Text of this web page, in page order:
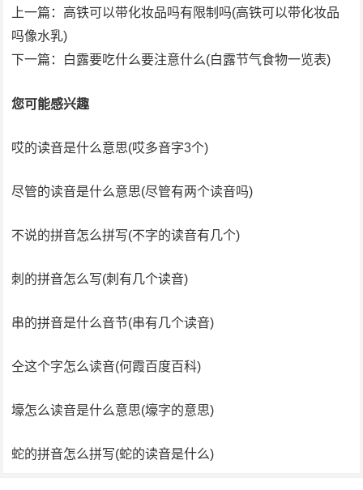
上一篇： 高铁可以带化妆品吗有限制吗(高铁可以带化妆品
吗像水乳)
下一篇： 白露要吃什么要注意什么(白露节气食物一览表)
您可能感兴趣
哎的读音是什么意思(哎多音字3个)
尽管的读音是什么意思(尽管有两个读音吗)
不说的拼音怎么拼写(不字的读音有几个)
刺的拼音怎么写(刺有几个读音)
串的拼音是什么音节(串有几个读音)
仝这个字怎么读音(何霞百度百科)
壕怎么读音是什么意思(壕字的意思)
蛇的拼音怎么拼写(蛇的读音是什么)